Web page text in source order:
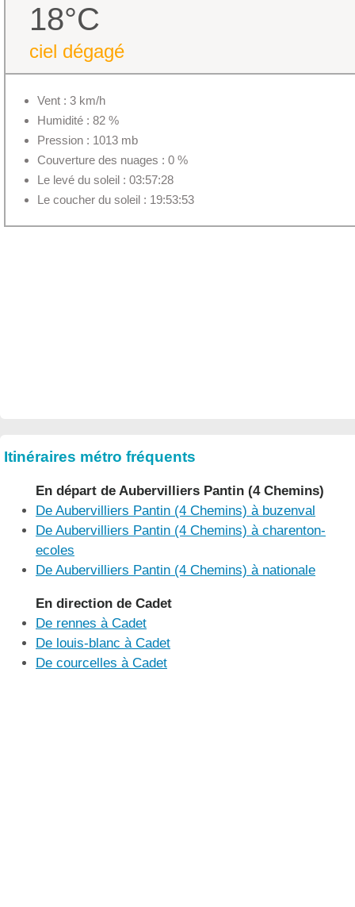
18°C
ciel dégagé
Vent : 3 km/h
Humidité : 82 %
Pression : 1013 mb
Couverture des nuages : 0 %
Le levé du soleil : 03:57:28
Le coucher du soleil : 19:53:53
Itinéraires métro fréquents
En départ de Aubervilliers Pantin (4 Chemins)
De Aubervilliers Pantin (4 Chemins) à buzenval
De Aubervilliers Pantin (4 Chemins) à charenton-
ecoles
De Aubervilliers Pantin (4 Chemins) à nationale
En direction de Cadet
De rennes à Cadet
De louis-blanc à Cadet
De courcelles à Cadet